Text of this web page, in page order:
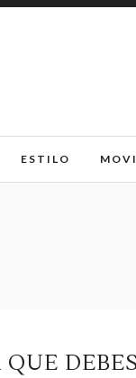
ESTILO